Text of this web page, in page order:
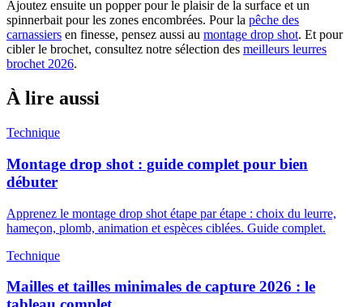
Ajoutez ensuite un popper pour le plaisir de la surface et un
spinnerbait pour les zones encombrées. Pour la pêche des
carnassiers en finesse, pensez aussi au montage drop shot. Et pour
cibler le brochet, consultez notre sélection des meilleurs leurres
brochet 2026.
À lire aussi
Technique
Montage drop shot : guide complet pour bien
débuter
Apprenez le montage drop shot étape par étape : choix du leurre,
hameçon, plomb, animation et espèces ciblées. Guide complet.
Technique
Mailles et tailles minimales de capture 2026 : le